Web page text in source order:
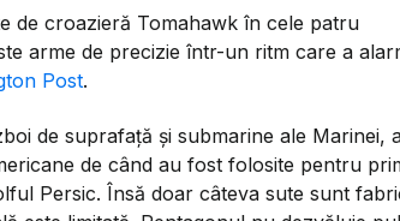
de croazieră Tomahawk în cele patru
arme de precizie într-un ritm care a
Post.
de suprafață și submarine ale Marinei,
de când au fost folosite pentru
Persic. Însă doar câteva sute sunt